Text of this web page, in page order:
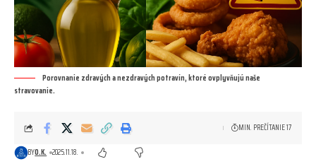
Porovnanie zdravých a nezdravých potravín, ktoré ovplyvňujú naše
stravovanie.
BYO.K. 2025.11.18.
MIN. PREČÍTANIE 17